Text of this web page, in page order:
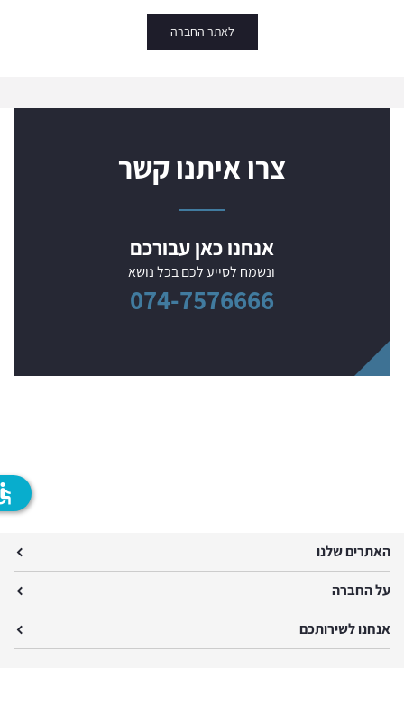
לאתר החברה
צרו איתנו קשר
אנחנו כאן עבורכם
ונשמח לסייע לכם בכל נושא
074-7576666
האתרים שלנו
על החברה
אנחנו לשירותכם